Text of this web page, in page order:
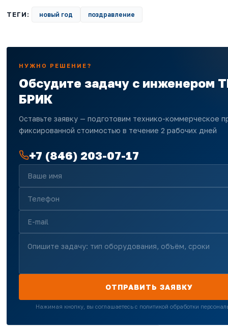
ТЕГИ: новый год поздравление
НУЖНО РЕШЕНИЕ?
Обсудите задачу с инженером
БРИК
Оставьте заявку — подготовим технико-коммерческое
фиксированной стоимостью в течение 2 рабочих дней
+7 (846) 203-07-17
ОТПРАВИТЬ ЗАЯВКУ
Нажимая кнопку, вы соглашаетесь с политикой обработки